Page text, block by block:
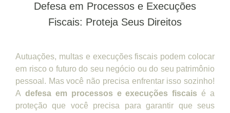
Defesa em Processos e Execuções
Fiscais: Proteja Seus Direitos
Autuações, multas e execuções fiscais podem colocar
em risco o futuro do seu negócio ou do seu patrimônio
pessoal. Mas você não precisa enfrentar isso sozinho!
A defesa em processos e execuções fiscais é a
proteção que você precisa para garantir que seus